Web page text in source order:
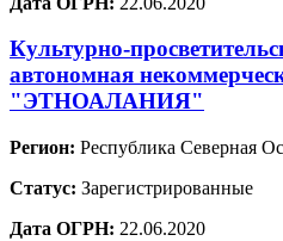
Культурно-
автономная
"ЭТНОАЛАНИЯ"
Регион: Республика Северная
Статус: Зарегистрированные
Дата ОГРН: 22.06.2020